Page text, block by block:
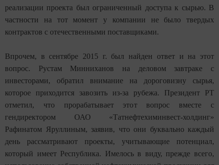
реализации проекта был ограниченный доступа к сырью. В
частности на тот момент у компании не было твердых
контрактов с отечественными поставщиками.
Впрочем, в сентябре 2015 г. был найден ответ и на этот
вопрос. Рустам Минниханов на деловом завтраке с
инвесторами, обратил внимание на дороговизну сырья,
которое приходится завозить из-за рубежа. Президент РТ
отметил, что прорабатывает этот вопрос вместе с
гендиректором ОАО «Татнефтехиминвест-холдинг»
Рафинатом Яруллиным, заявив, что они буквально каждый
день рассматривают проекты, учитывающие потенциал,
который имеет Республика. Имелось в виду, прежде всего,